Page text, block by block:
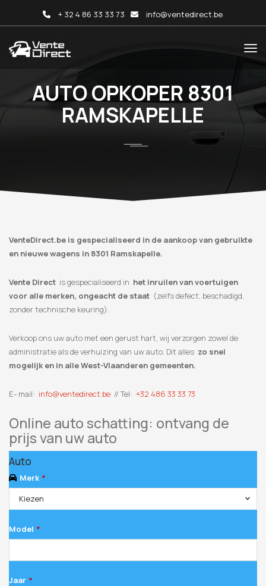
+ 32 4 86 33 33 73 info@ventedirect.be
AUTO OPKOPER 8301
RAMSKAPELLE
VenteDirect.be is gespecialiseerd in de aankoop van gebruikte
en nieuwe wagens in 8301 Ramskapelle.
Vente Direct is gespecialiseerd in het inruilen van voertuigen
voor alle merken, ongeacht de staat (zelfs defect, beschadigd,
zonder technische keuring).
Verkoop ons uw auto met een gerust hart, wij verzorgen zowel de
administratie als de verhuizing van uw auto. Dit alles zo snel
mogelijk en in alle West-Vlaanderen gemeenten.
E- mail: info@ventedirect.be // Tel: +32 486 33 33 73
Online auto schatting: ontvang de
prijs van uw auto
Auto
Merk *
Kiezen
Model *
Jaar *